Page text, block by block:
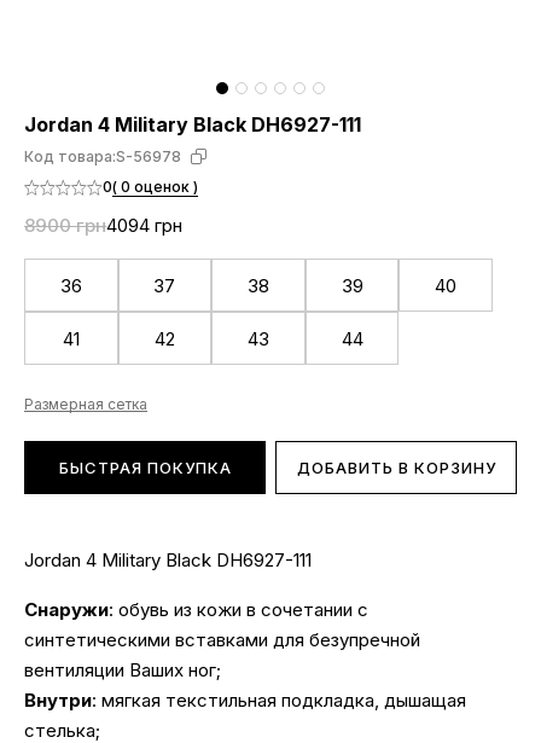
Jordan 4 Military Black DH6927-111
Код товара:S-56978
0( 0 оценок )
8900 грн4094 грн
36 37 38 39 40
41 42 43 44
Размерная сетка
БЫСТРАЯ ПОКУПКА ДОБАВИТЬ В КОРЗИНУ
Jordan 4 Military Black DH6927-111
Снаружи: обувь из кожи в сочетании с
синтетическими вставками для безупречной
вентиляции Ваших ног;
Внутри: мягкая текстильная подкладка, дышащая
стелька;